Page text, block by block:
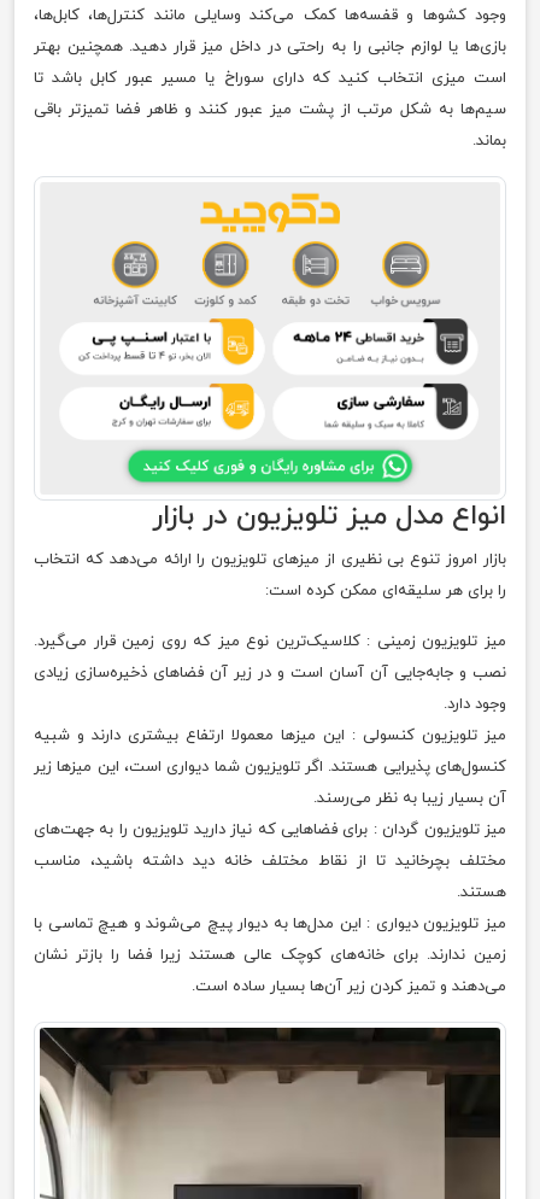
وجود کشوها و قفسه‌ها کمک می‌کند وسایلی مانند کنترل‌ها، کابل‌ها،
بازی‌ها یا لوازم جانبی را به راحتی در داخل میز قرار دهید. همچنین بهتر
است میزی انتخاب کنید که دارای سوراخ یا مسیر عبور کابل باشد تا
سیم‌ها به شکل مرتب از پشت میز عبور کنند و ظاهر فضا تمیزتر باقی
بماند.
انواع مدل میز تلویزیون در بازار
بازار امروز تنوع بی نظیری از میزهای تلویزیون را ارائه می‌دهد که انتخاب
را برای هر سلیقه‌ای ممکن کرده است:
میز تلویزیون زمینی : کلاسیک‌ترین نوع میز که روی زمین قرار می‌گیرد.
نصب و جابه‌جایی آن آسان است و در زیر آن فضاهای ذخیره‌سازی زیادی
وجود دارد.
میز تلویزیون کنسولی : این میزها معمولا ارتفاع بیشتری دارند و شبیه
کنسول‌های پذیرایی هستند. اگر تلویزیون شما دیواری است، این میزها زیر
آن بسیار زیبا به نظر می‌رسند.
میز تلویزیون گردان : برای فضاهایی که نیاز دارید تلویزیون را به جهت‌های
مختلف بچرخانید تا از نقاط مختلف خانه دید داشته باشید، مناسب
هستند.
میز تلویزیون دیواری : این مدل‌ها به دیوار پیچ می‌شوند و هیچ تماسی با
زمین ندارند. برای خانه‌های کوچک عالی هستند زیرا فضا را بازتر نشان
می‌دهند و تمیز کردن زیر آن‌ها بسیار ساده است.